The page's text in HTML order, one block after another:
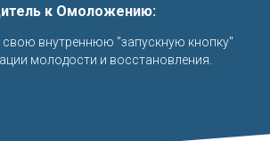
к Омоложению:
свою внутреннюю "запускную кнопку"
молодости и восстановления.